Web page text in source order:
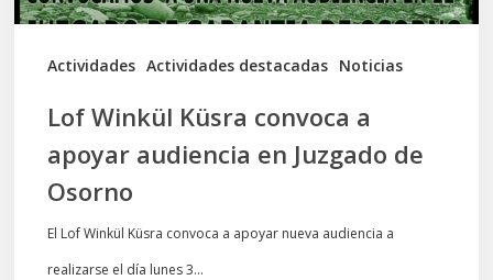
Actividades Actividades destacadas Noticias
Juzgado
Lof Winkül Küsra convoca a
apoyar audiencia en Juzgado de
Osorno
El Lof Winkül Küsra convoca a apoyar nueva audiencia a
realizarse el día lunes 3…